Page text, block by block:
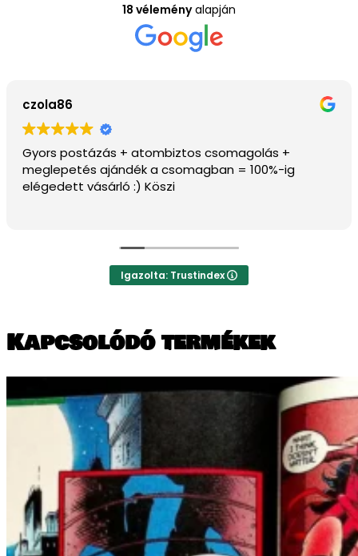
18 véleményalapján
János Pécsi
Szép példányok vannak az oldalon, ajánlom.
Igazolta: Trustindex
Kapcsolódó termékek